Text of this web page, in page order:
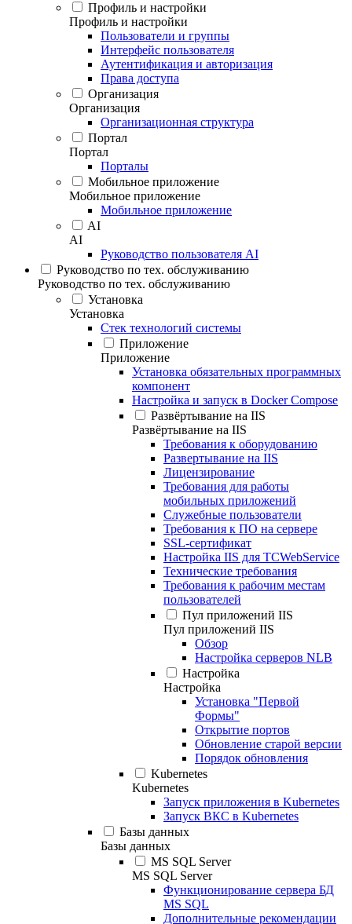
Профиль и настройки
Профиль и настройки
Пользователи и группы
Интерфейс пользователя
Аутентификация и авторизация
Права доступа
Организация
Организация
Организационная структура
Портал
Портал
Порталы
Мобильное приложение
Мобильное приложение
Мобильное приложение
AI
AI
Руководство пользователя AI
Руководство по тех. обслуживанию
Руководство по тех. обслуживанию
Установка
Установка
Стек технологий системы
Приложение
Приложение
Установка обязательных программных
компонент
Настройка и запуск в Docker Compose
Развёртывание на IIS
Развёртывание на IIS
Требования к оборудованию
Развертывание на IIS
Лицензирование
Требования для работы
мобильных приложений
Служебные пользователи
Требования к ПО на сервере
SSL-сертификат
Настройка IIS для TCWebService
Технические требования
Требования к рабочим местам
пользователей
Пул приложений IIS
Пул приложений IIS
Обзор
Настройка серверов NLB
Настройка
Настройка
Установка "Первой
Формы"
Открытие портов
Обновление старой версии
Порядок обновления
Kubernetes
Kubernetes
Запуск приложения в Kubernetes
Запуск ВКС в Kubernetes
Базы данных
Базы данных
MS SQL Server
MS SQL Server
Функционирование сервера БД
MS SQL
Дополнительные рекомендации